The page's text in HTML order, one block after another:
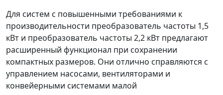
Для систем с повышенными требованиями к
производительности преобразователь частоты 1,5
кВт и преобразователь частоты 2,2 кВт предлагают
расширенный функционал при сохранении
компактных размеров. Они отлично справляются с
управлением насосами, вентиляторами и
конвейерными системами малой